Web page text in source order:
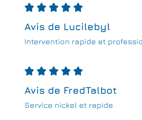
    
Avis de Lucilebyl
Intervention rapide et
    
Avis de FredTalbot
Service nickel et rapide